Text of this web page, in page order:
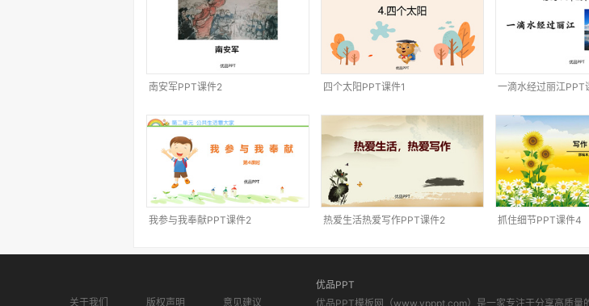
南安军PPT课件2 四个太阳PPT课件1 一滴水经过丽江PPT
我参与我奉献PPT课件2 热爱生活热爱写作PPT课件2 抓住细节PPT课件4
关于我们 版权声明 意见建议
优品PPT
优品PPT模板网（www.ypppt.com）是一家专注于分享高质量